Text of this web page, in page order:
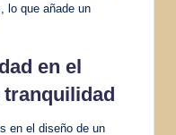
lo que añade un
en el
en el diseño de un